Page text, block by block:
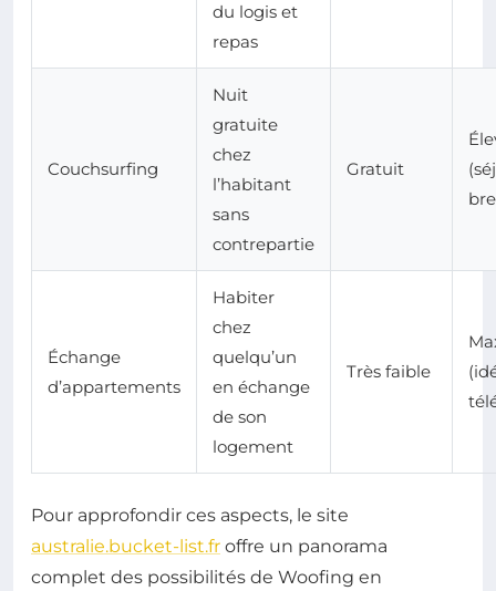
du logis et
repas
Couchsurfing
Nuit
gratuite
chez
l’habitant
sans
contrepartie
Gratuit
Échange
d’appartements
Habiter
chez
quelqu’un
en échange
de son
logement
Très faible
Pour approfondir ces aspects, le site
australie.bucket-list.fr offre un panorama
complet des possibilités de Woofing en